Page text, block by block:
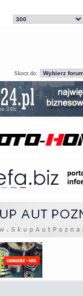
Skocz do: